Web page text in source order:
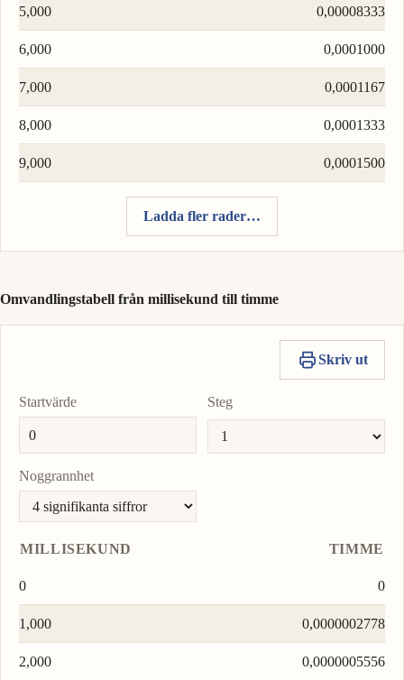
5,000 0,00008333
6,000 0,0001000
7,000 0,0001167
8,000 0,0001333
9,000 0,0001500
Ladda fler rader…
Omvandlingstabell från millisekund till timme
Skriv ut
Startvärde Steg
Noggrannhet
MILLISEKUND TIMME
0 0
1,000 0,0000002778
2,000 0,0000005556